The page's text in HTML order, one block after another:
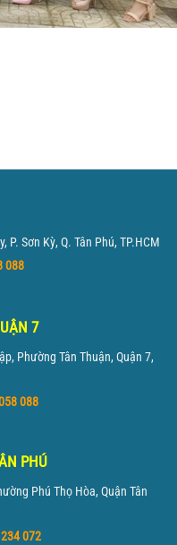
P. Sơn Kỳ, Q. Tân Phú, TP.HCM
088
7
Phường Tân Thuận, Quận 7,
088
PHÚ
Phú Thọ Hòa, Quận Tân
072